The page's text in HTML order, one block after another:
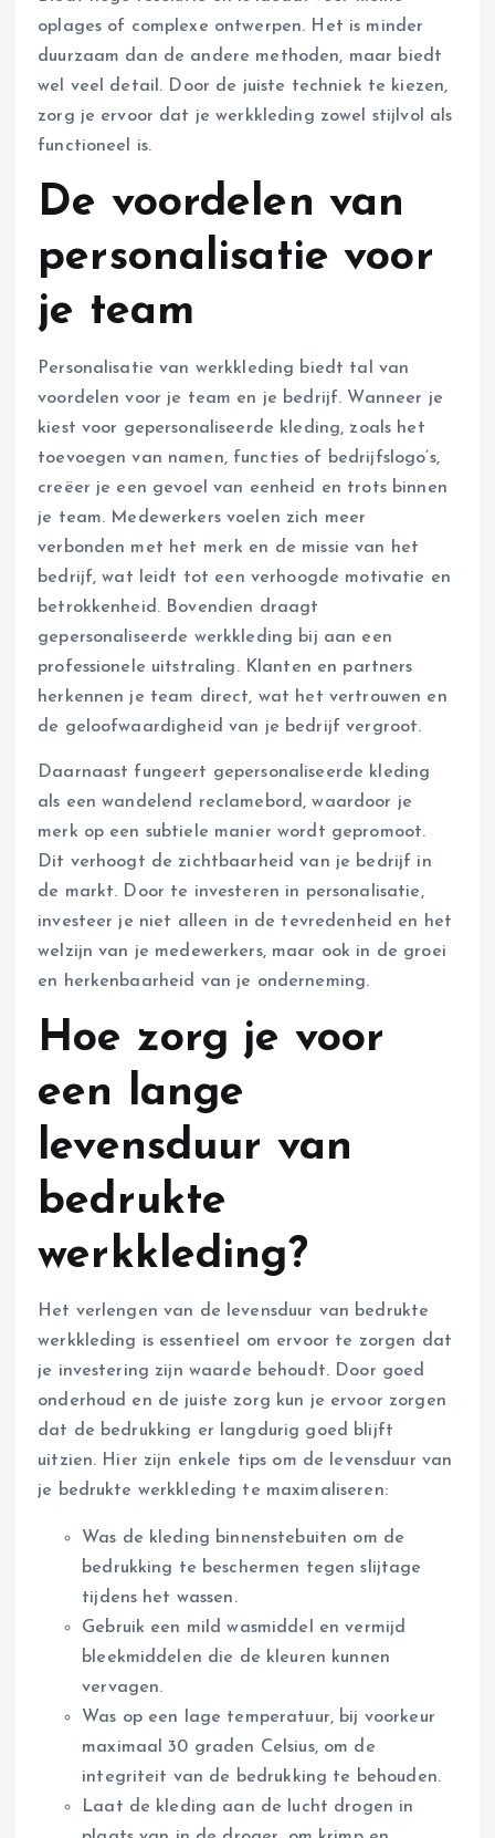
oplages of complexe ontwerpen. Het is minder
duurzaam dan de andere methoden, maar biedt
wel veel detail. Door de juiste techniek te kiezen,
zorg je ervoor dat je werkkleding zowel stijlvol als
functioneel is.
De voordelen van
personalisatie voor
je team
Personalisatie van werkkleding biedt tal van
voordelen voor je team en je bedrijf. Wanneer je
kiest voor gepersonaliseerde kleding, zoals het
toevoegen van namen, functies of bedrijfslogo’s,
creëer je een gevoel van eenheid en trots binnen
je team. Medewerkers voelen zich meer
verbonden met het merk en de missie van het
bedrijf, wat leidt tot een verhoogde motivatie en
betrokkenheid. Bovendien draagt
gepersonaliseerde werkkleding bij aan een
professionele uitstraling. Klanten en partners
herkennen je team direct, wat het vertrouwen en
de geloofwaardigheid van je bedrijf vergroot.
Daarnaast fungeert gepersonaliseerde kleding
als een wandelend reclamebord, waardoor je
merk op een subtiele manier wordt gepromoot.
Dit verhoogt de zichtbaarheid van je bedrijf in
de markt. Door te investeren in personalisatie,
investeer je niet alleen in de tevredenheid en het
welzijn van je medewerkers, maar ook in de groei
en herkenbaarheid van je onderneming.
Hoe zorg je voor
een lange
levensduur van
bedrukte
werkkleding?
Het verlengen van de levensduur van bedrukte
werkkleding is essentieel om ervoor te zorgen dat
je investering zijn waarde behoudt. Door goed
onderhoud en de juiste zorg kun je ervoor zorgen
dat de bedrukking er langdurig goed blijft
uitzien. Hier zijn enkele tips om de levensduur van
je bedrukte werkkleding te maximaliseren:
Was de kleding binnenstebuiten om de
bedrukking te beschermen tegen slijtage
tijdens het wassen.
Gebruik een mild wasmiddel en vermijd
bleekmiddelen die de kleuren kunnen
vervagen.
Was op een lage temperatuur, bij voorkeur
maximaal 30 graden Celsius, om de
integriteit van de bedrukking te behouden.
Laat de kleding aan de lucht drogen in